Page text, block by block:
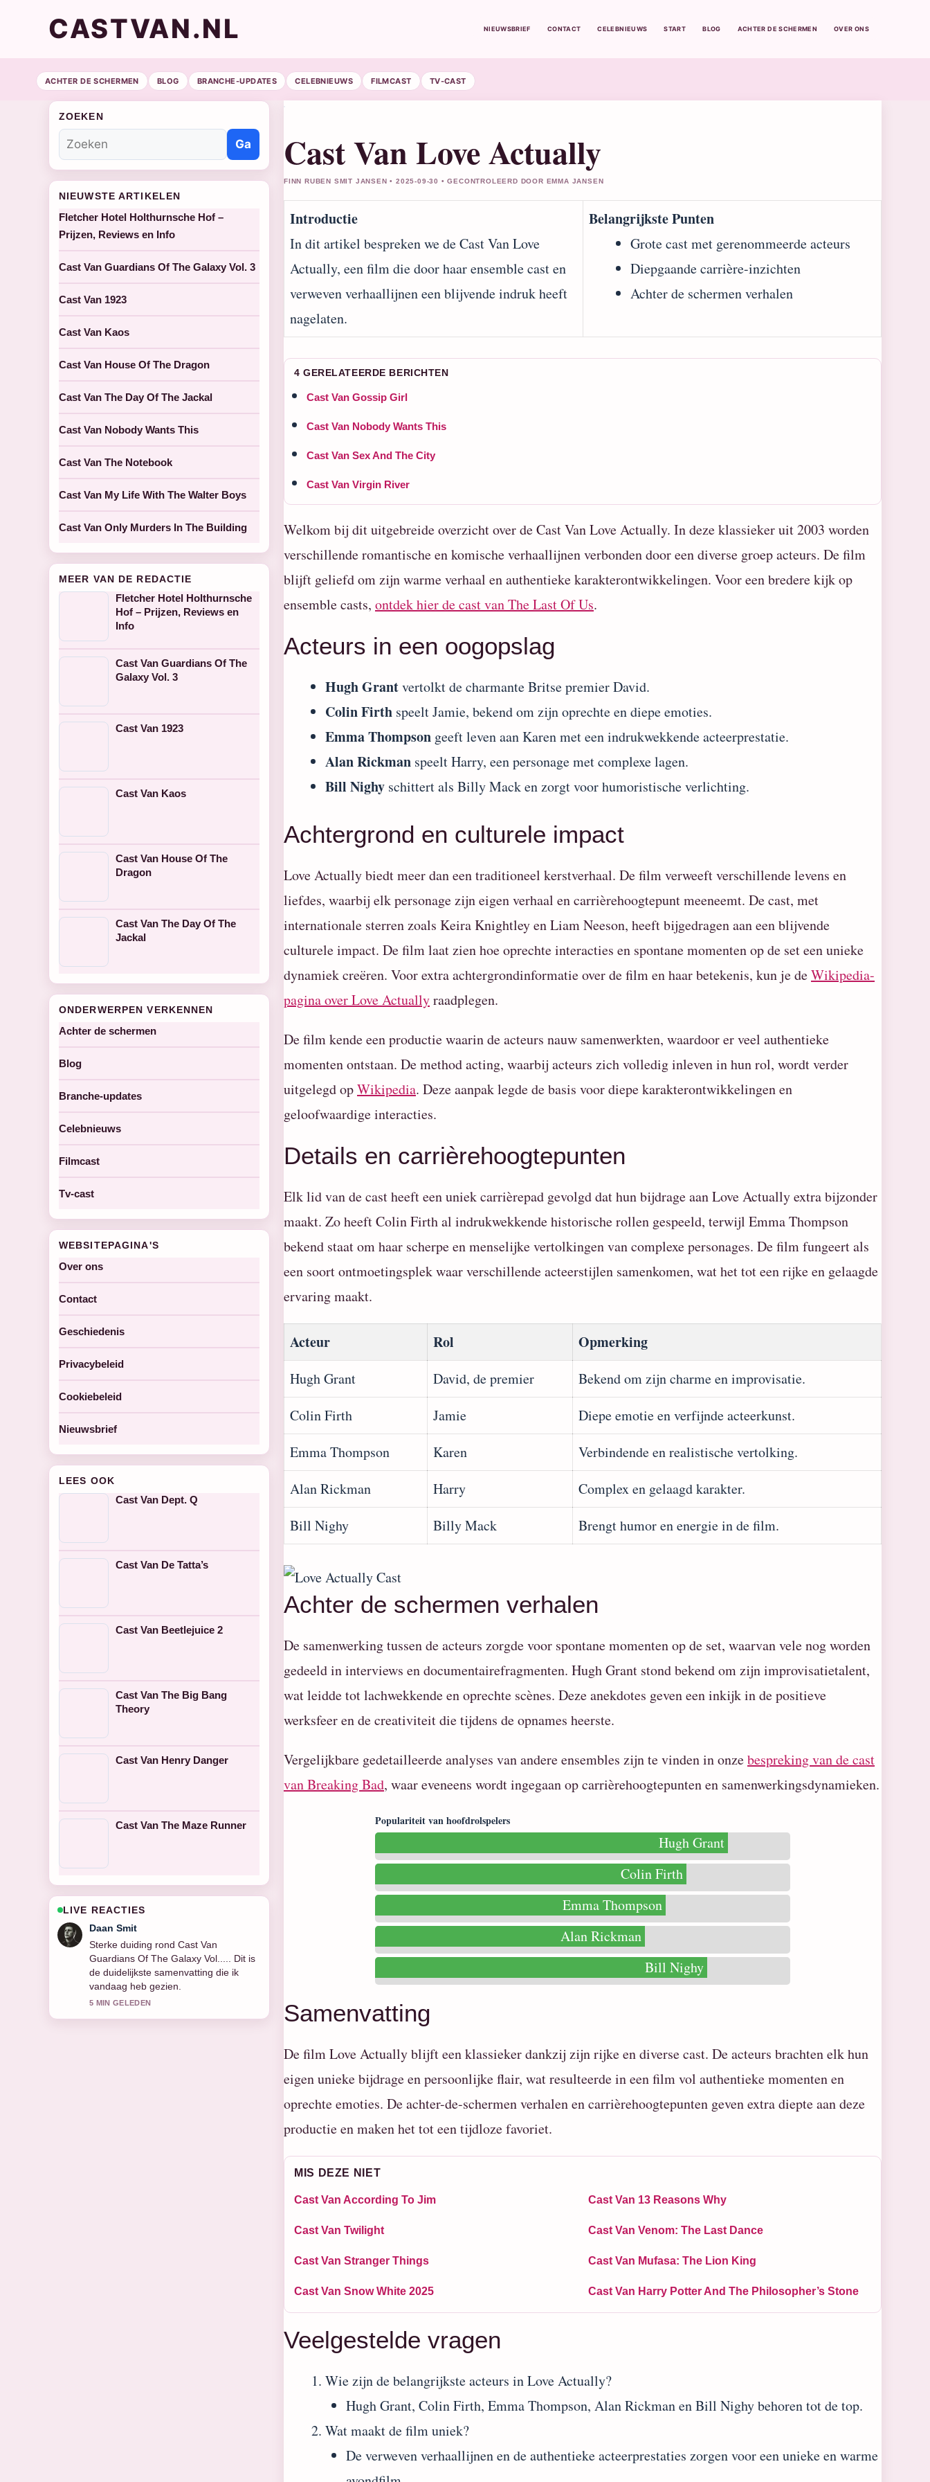
CASTVAN.NL NIEUWSBRIEF CONTACT CELEBNIEUWS START BLOG ACHTER DE SCHERMEN OVER ONS
ACHTER DE SCHERMEN BLOG BRANCHE-UPDATES CELEBNIEUWS FILMCAST TV-CAST
Cast Van Love Actually
FINN RUBEN SMIT JANSEN • 2025-09-30 • GECONTROLEERD DOOR EMMA JANSEN
Introductie
In dit artikel bespreken we de Cast Van Love
Actually, een film die door haar ensemble cast en
verweven verhaallijnen een blijvende indruk heeft
nagelaten.
Belangrijkste Punten
Grote cast met gerenommeerde acteurs
Diepgaande carrière-inzichten
Achter de schermen verhalen
4 GERELATEERDE BERICHTEN
Cast Van Gossip Girl
Cast Van Nobody Wants This
Cast Van Sex And The City
Cast Van Virgin River
Welkom bij dit uitgebreide overzicht over de Cast Van Love Actually. In deze klassieker uit 2003 worden
verschillende romantische en komische verhaallijnen verbonden door een diverse groep acteurs. De film
blijft geliefd om zijn warme verhaal en authentieke karakterontwikkelingen. Voor een bredere kijk op
ensemble casts, ontdek hier de cast van The Last Of Us.
Acteurs in een oogopslag
Hugh Grantvertolkt de charmante Britse premier David.
Colin Firth speelt Jamie, bekend om zijn oprechte en diepe emoties.
Emma Thompson geeft leven aan Karen met een indrukwekkende acteerprestatie.
Alan Rickman speelt Harry, een personage met complexe lagen.
Bill Nighy schittert als Billy Mack en zorgt voor humoristische verlichting.
Achtergrond en culturele impact
Love Actually biedt meer dan een traditioneel kerstverhaal. De film verweeft verschillende levens en
liefdes, waarbij elk personage zijn eigen verhaal en carrièrehoogtepunt meeneemt. De cast, met
internationale sterren zoals Keira Knightley en Liam Neeson, heeft bijgedragen aan een blijvende
culturele impact. De film laat zien hoe oprechte interacties en spontane momenten op de set een unieke
dynamiek creëren. Voor extra achtergrondinformatie over de film en haar betekenis, kun je deWikipedia-
pagina over Love Actuallyraadplegen.
De film kende een productie waarin de acteurs nauw samenwerkten, waardoor er veel authentieke
momenten ontstaan. De method acting, waarbij acteurs zich volledig inleven in hun rol, wordt verder
uitgelegd opWikipedia. Deze aanpak legde de basis voor diepe karakterontwikkelingen en
geloofwaardige interacties.
Details en carrièrehoogtepunten
Elk lid van de cast heeft een uniek carrièrepad gevolgd dat hun bijdrage aan Love Actually extra bijzonder
maakt. Zo heeft Colin Firth al indrukwekkende historische rollen gespeeld, terwijl Emma Thompson
bekend staat om haar scherpe en menselijke vertolkingen van complexe personages. De film fungeert als
een soort ontmoetingsplek waar verschillende acteerstijlen samenkomen, wat het tot een rijke en gelaagde
ervaring maakt.
Acteur Rol Opmerking
Hugh Grant David, de premier
Bekend om zijn charme en improvisatie.
Colin Firth
Jamie
Diepe emotie en verfijnde acteerkunst.
Emma Thompson
Karen
Verbindende en realistische vertolking.
Alan Rickman
Harry
Complex en gelaagd karakter.
Bill Nighy
Billy Mack Brengt humor en energie in de film.
Achter de schermen verhalen
De samenwerking tussen de acteurs zorgde voor spontane momenten op de set, waarvan vele nog worden
gedeeld in interviews en documentairefragmenten. Hugh Grant stond bekend om zijn improvisatietalent,
wat leidde tot lachwekkende en oprechte scènes. Deze anekdotes geven een inkijk in de positieve
werksfeer en de creativiteit die tijdens de opnames heerste.
Vergelijkbare gedetailleerde analyses van andere ensembles zijn te vinden in onzebespreking van de cast
van Breaking Bad, waar eveneens wordt ingegaan op carrièrehoogtepunten en samenwerkingsdynamieken.
Populariteit van hoofdrolspelers
Hugh Grant
Colin Firth
Emma Thompson
Alan Rickman
Bill Nighy
Samenvatting
De film Love Actually blijft een klassieker dankzij zijn rijke en diverse cast. De acteurs brachten elk hun
eigen unieke bijdrage en persoonlijke flair, wat resulteerde in een film vol authentieke momenten en
oprechte emoties. De achter-de-schermen verhalen en carrièrehoogtepunten geven extra diepte aan deze
productie en maken het tot een tijdloze favoriet.
MIS DEZE NIET
Cast Van According To Jim Cast Van 13 Reasons Why
Cast Van Twilight Cast Van Venom: The Last Dance
Cast Van Stranger Things Cast Van Mufasa: The Lion King
Cast Van Snow White 2025 Cast Van Harry Potter And The Philosopher’s Stone
Veelgestelde vragen
Wie zijn de belangrijkste acteurs in Love Actually?
Hugh Grant, Colin Firth, Emma Thompson, Alan Rickman en Bill Nighy behoren tot de top.
Wat maakt de film uniek?
De verweven verhaallijnen en de authentieke acteerprestaties zorgen voor een unieke en warme
ZOEKEN
Ga
NIEUWSTE ARTIKELEN
Fletcher Hotel Holthurnsche Hof –
Prijzen, Reviews en Info
Cast Van Guardians Of The Galaxy Vol. 3
Cast Van 1923
Cast Van Kaos
Cast Van House Of The Dragon
Cast Van The Day Of The Jackal
Cast Van Nobody Wants This
Cast Van The Notebook
Cast Van My Life With The Walter Boys
Cast Van Only Murders In The Building
MEER VAN DE REDACTIE
Fletcher Hotel Holthurnsche
Hof – Prijzen, Reviews en
Info
Cast Van Guardians Of The
Galaxy Vol. 3
Cast Van 1923
Cast Van Kaos
Cast Van House Of The
Dragon
Cast Van The Day Of The
Jackal
ONDERWERPEN VERKENNEN
Achter de schermen
Blog
Branche-updates
Celebnieuws
Filmcast
Tv-cast
WEBSITEPAGINA'S
Over ons
Contact
Geschiedenis
Privacybeleid
Cookiebeleid
Nieuwsbrief
LEES OOK
Cast Van Dept. Q
Cast Van De Tatta’s
Cast Van Beetlejuice 2
Cast Van The Big Bang
Theory
Cast Van Henry Danger
Cast Van The Maze Runner
LIVE REACTIES
Milan Visser
Volg Cast Van 1923 nauwlettend –
waardeer de rustige en evenwichtige
toon.
7 MIN GELEDEN